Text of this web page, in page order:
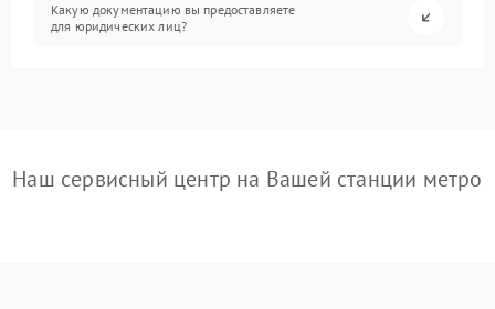
Какую документацию вы предоставляете
для юридических лиц?
Наш сервисный центр на Вашей станции метро